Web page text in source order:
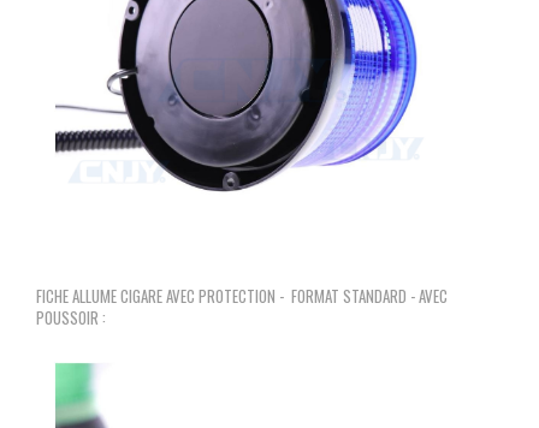
FICHE ALLUME CIGARE AVEC PROTECTION - FORMAT STANDARD - AVEC
POUSSOIR :